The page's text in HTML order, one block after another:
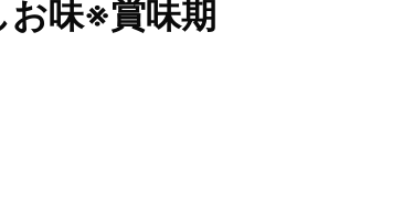
お味※賞味期